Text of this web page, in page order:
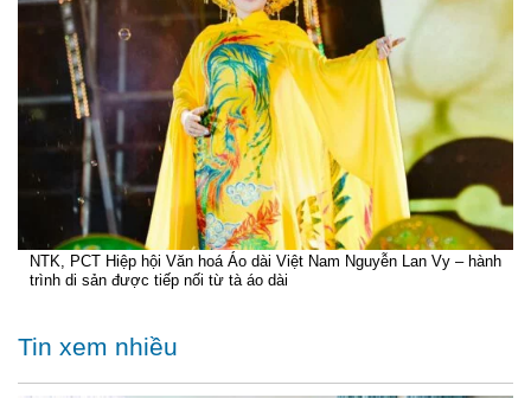
NTK, PCT Hiệp hội Văn hoá Áo dài Việt Nam Nguyễn Lan Vy – hành
trình di sản được tiếp nối từ tà áo dài
Tin xem nhiều